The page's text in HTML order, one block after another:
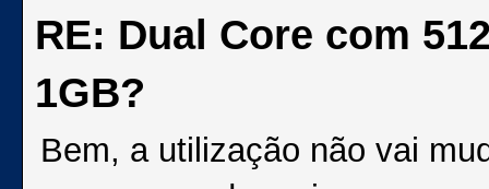
RE: Dual Core com
1GB?
Bem, a utilização não vai